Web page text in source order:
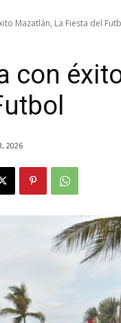
Mazatlán, La Fiesta del
con
2026